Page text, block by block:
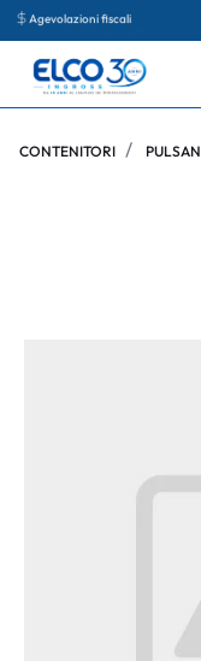
Agevolazioni fiscali
CONTENITORI